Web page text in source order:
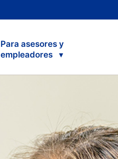
Para asesores y
empleadores